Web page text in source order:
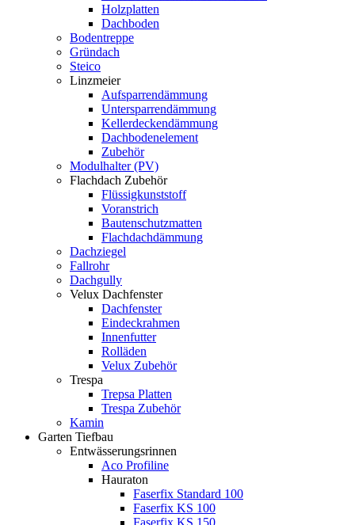
Holzplatten
Dachboden
Bodentreppe
Gründach
Steico
Linzmeier
Aufsparrendämmung
Untersparrendämmung
Kellerdeckendämmung
Dachbodenelement
Zubehör
Modulhalter (PV)
Flachdach Zubehör
Flüssigkunststoff
Voranstrich
Bautenschutzmatten
Flachdachdämmung
Dachziegel
Fallrohr
Dachgully
Velux Dachfenster
Dachfenster
Eindeckrahmen
Innenfutter
Rolläden
Velux Zubehör
Trespa
Trepsa Platten
Trespa Zubehör
Kamin
Garten Tiefbau
Entwässerungsrinnen
Aco Profiline
Hauraton
Faserfix Standard 100
Faserfix KS 100
Faserfix KS 150